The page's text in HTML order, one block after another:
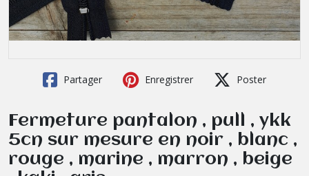
Partager Enregistrer Poster
Fermeture pantalon , pull , ykk
5cn sur mesure en noir , blanc ,
rouge , marine , marron , beige